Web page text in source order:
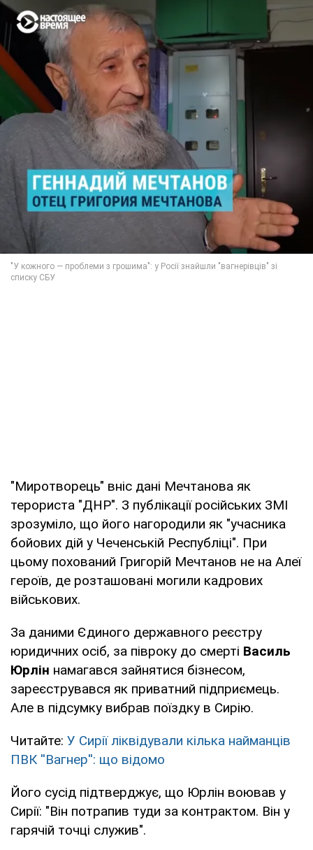
"Миротворець" вніс дані Мечтанова як
терориста "ДНР". З публікації російських ЗМІ
зрозуміло, що його нагородили як "учасника
бойових дій у Чеченській Республіці". При
цьому похований Григорій Мечтанов не на Алеї
героїв, де розташовані могили кадрових
військових.
За даними Єдиного державного реєстру
юридичних осіб, за півроку до смерті Василь
Юрлін намагався зайнятися бізнесом,
зареєструвався як приватний підприємець.
Але в підсумку вибрав поїздку в Сирію.
Читайте: У Сирії ліквідували кілька найманців
ПВК ''Вагнер'': що відомо
Його сусід підтверджує, що Юрлін воював у
Сирії: "Він потрапив туди за контрактом. Він у
гарячій точці служив".